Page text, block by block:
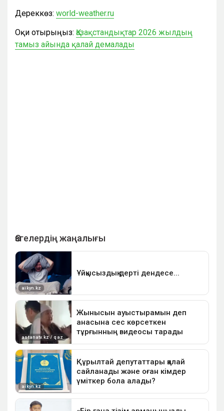
Дереккөз: world-weather.ru
Оқи отырыңыз: Қазақстандықтар 2026 жылдың
тамыз айында қалай демалады